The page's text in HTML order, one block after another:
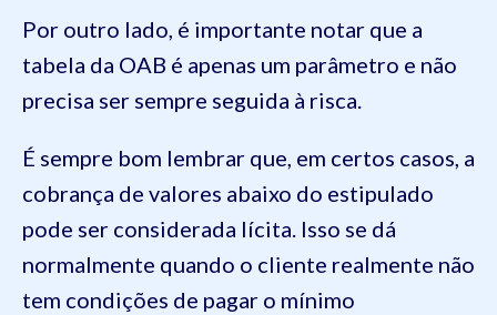
Por outro lado, é importante notar que a
tabela da OAB é apenas um parâmetro e não
precisa ser sempre seguida à risca.
É sempre bom lembrar que, em certos casos, a
cobrança de valores abaixo do estipulado
pode ser considerada lícita. Isso se dá
normalmente quando o cliente realmente não
tem condições de pagar o mínimo